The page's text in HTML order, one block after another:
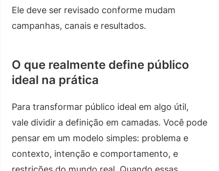
Ele deve ser revisado conforme mudam
campanhas, canais e resultados.
O que realmente define público
ideal na prática
Para transformar público ideal em algo útil,
vale dividir a definição em camadas. Você pode
pensar em um modelo simples: problema e
contexto, intenção e comportamento, e